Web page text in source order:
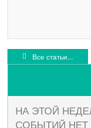
Все статьи...
НА ЭТОЙ
СОБЫТИЙ НЕТ